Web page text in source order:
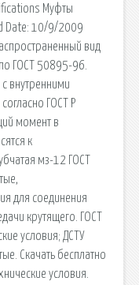
Муфты
Date: 10/9/2009
вид
ГОСТ 50895-96.
внутренними
ГОСТ Р
момент в
к
мз-12 ГОСТ
для соединения
крутящего. ГОСТ
условия; ДСТУ
Скачать бесплатно
условия.